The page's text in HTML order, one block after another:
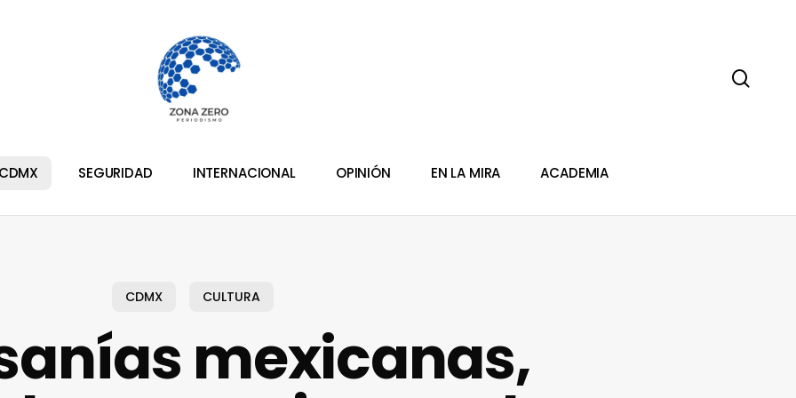
CDMX SEGURIDAD INTERNACIONAL OPINIÓN EN LA MIRA ACADEMIA
CDMX CULTURA
mexicanas,